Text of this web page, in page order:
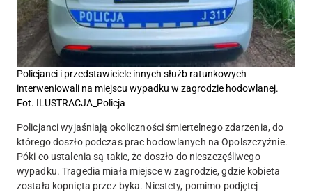
Policjanci i przedstawiciele innych służb ratunkowych
interweniowali na miejscu wypadku w zagrodzie hodowlanej.
Fot. ILUSTRACJA_Policja
Policjanci wyjaśniają okoliczności śmiertelnego zdarzenia, do
którego doszło podczas prac hodowlanych na Opolszczyźnie.
Póki co ustalenia są takie, że doszło do nieszczęśliwego
wypadku. Tragedia miała miejsce w zagrodzie, gdzie kobieta
została kopnięta przez byka. Niestety, pomimo podjętej